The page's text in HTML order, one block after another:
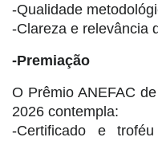
-Qualidade
-Clareza e relevância
-Premiação
O Prêmio ANEFAC
2026 contempla:
-Certificado e